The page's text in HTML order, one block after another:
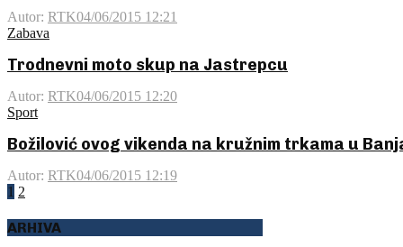
Autor: RTK04/06/2015 12:21
Zabava
Trodnevni moto skup na Jastrepcu
Autor: RTK04/06/2015 12:20
Sport
Božilović ovog vikenda na kružnim trkama u
Autor: RTK04/06/2015 12:19
Posts
pagination
1 2
ARHIVA